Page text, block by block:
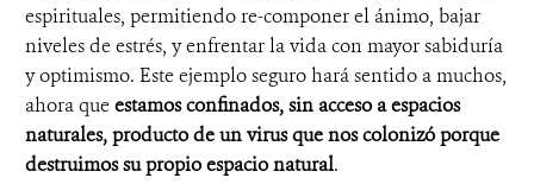
espirituales, permitiendo re-componer el ánimo, bajar
niveles de estrés, y enfrentar la vida con mayor sabiduría
y optimismo. Este ejemplo seguro hará sentido a muchos,
ahora queestamos confinados, sin acceso a espacios
naturales, producto de un virus que nos colonizó porque
destruimos su propio espacio natural.